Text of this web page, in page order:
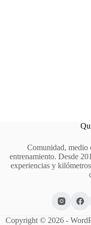
Comunidad, medio
entrenamiento. Desde
experiencias y
Copyright © 2026 -